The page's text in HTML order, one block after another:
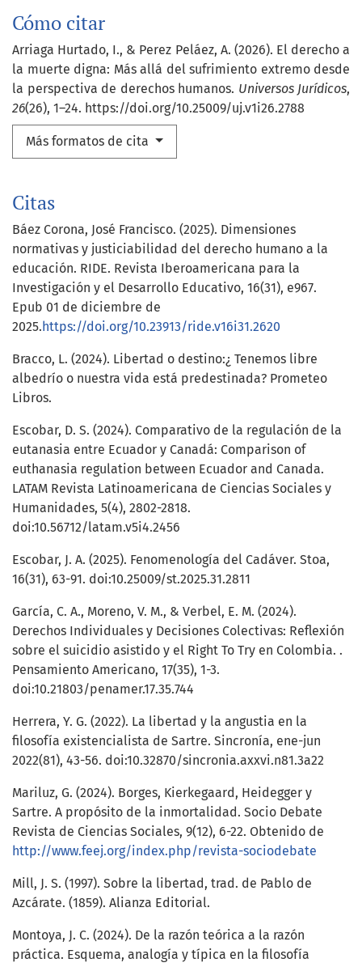
Cómo citar
Arriaga Hurtado, I., & Perez Peláez, A. (2026). El derecho a
la muerte digna: Más allá del sufrimiento extremo desde
la perspectiva de derechos humanos. Universos Jurídicos,
26(26), 1–24. https://doi.org/10.25009/uj.v1i26.2788
Más formatos de cita
Citas
Báez Corona, José Francisco. (2025). Dimensiones
normativas y justiciabilidad del derecho humano a la
educación. RIDE. Revista Iberoamericana para la
Investigación y el Desarrollo Educativo, 16(31), e967.
Epub 01 de diciembre de
2025.https://doi.org/10.23913/ride.v16i31.2620
Bracco, L. (2024). Libertad o destino:¿ Tenemos libre
albedrío o nuestra vida está predestinada? Prometeo
Libros.
Escobar, D. S. (2024). Comparativo de la regulación de la
eutanasia entre Ecuador y Canadá: Comparison of
euthanasia regulation between Ecuador and Canada.
LATAM Revista Latinoamericana de Ciencias Sociales y
Humanidades, 5(4), 2802-2818.
doi:10.56712/latam.v5i4.2456
Escobar, J. A. (2025). Fenomenología del Cadáver. Stoa,
16(31), 63-91. doi:10.25009/st.2025.31.2811
García, C. A., Moreno, V. M., & Verbel, E. M. (2024).
Derechos Individuales y Decisiones Colectivas: Reflexión
sobre el suicidio asistido y el Right To Try en Colombia. .
Pensamiento Americano, 17(35), 1-3.
doi:10.21803/penamer.17.35.744
Herrera, Y. G. (2022). La libertad y la angustia en la
filosofía existencialista de Sartre. Sincronía, ene-jun
2022(81), 43-56. doi:10.32870/sincronia.axxvi.n81.3a22
Mariluz, G. (2024). Borges, Kierkegaard, Heidegger y
Sartre. A propósito de la inmortalidad. Socio Debate
Revista de Ciencias Sociales, 9(12), 6-22. Obtenido de
http://www.feej.org/index.php/revista-sociodebate
Mill, J. S. (1997). Sobre la libertad, trad. de Pablo de
Azcárate. (1859). Alianza Editorial.
Montoya, J. C. (2024). De la razón teórica a la razón
práctica. Esquema, analogía y típica en la filosofía